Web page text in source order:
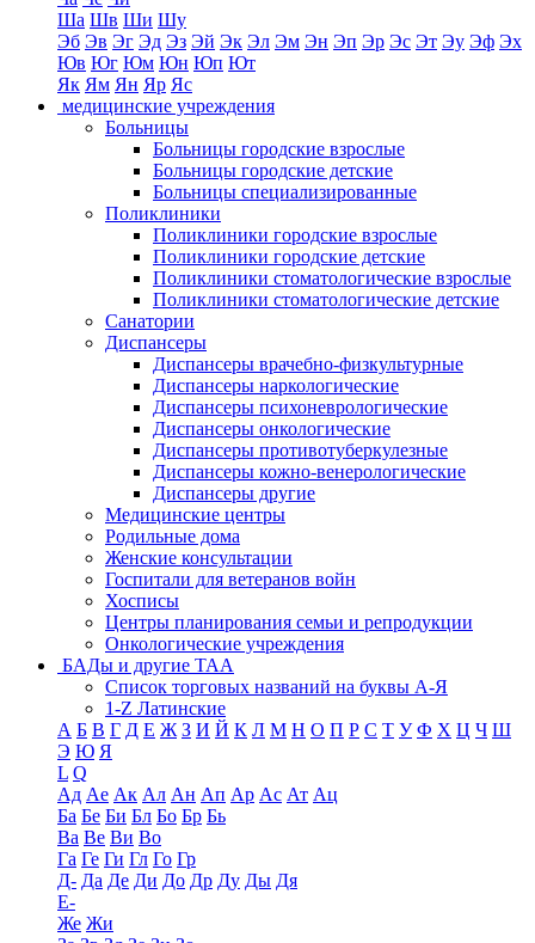
Ша Шв Ши Шу
Эб Эв Эг Эд Эз Эй Эк Эл Эм Эн Эп Эр Эс Эт Эу Эф Эх
Юв Юг Юм Юн Юп Ют
Як Ям Ян Яр Яс
медицинские учреждения
Больницы
Больницы городские взрослые
Больницы городские детские
Больницы специализированные
Поликлиники
Поликлиники городские взрослые
Поликлиники городские детские
Поликлиники стоматологические взрослые
Поликлиники стоматологические детские
Санатории
Диспансеры
Диспансеры врачебно-физкультурные
Диспансеры наркологические
Диспансеры психоневрологические
Диспансеры онкологические
Диспансеры противотуберкулезные
Диспансеры кожно-венерологические
Диспансеры другие
Медицинские центры
Родильные дома
Женские консультации
Госпитали для ветеранов войн
Хосписы
Центры планирования семьи и репродукции
Онкологические учреждения
БАДы и другие ТАА
Список торговых названий на буквы А-Я
1-Z Латинские
А Б В Г Д Е Ж З И Й К Л М Н О П Р С Т У Ф Х Ц Ч Ш
Э Ю Я
L Q
Ад Ае Ак Ал Ан Ап Ар Ас Ат Ац
Ба Бе Би Бл Бо Бр Бь
Ва Ве Ви Во
Га Ге Ги Гл Го Гр
Д- Да Де Ди До Др Ду Ды Дя
Е-
Же Жи